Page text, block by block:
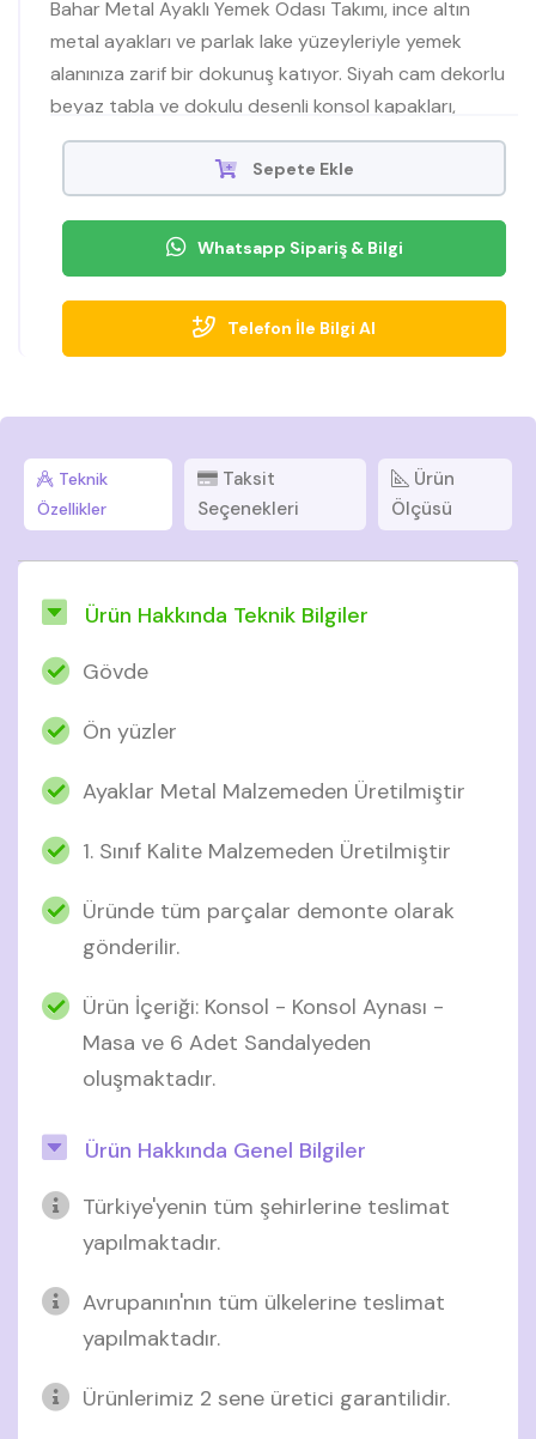
Bahar Metal Ayaklı Yemek Odası Takımı, ince altın
metal ayakları ve parlak lake yüzeyleriyle yemek
alanınıza zarif bir dokunuş katıyor. Siyah cam dekorlu
beyaz tabla ve dokulu desenli konsol kapakları,
modern çizgilerle birleşerek hem şıklığı hem de
fonksiyonelliği ön plana çıkarıyor. Geniş depolama
alanı, misafir ağırlarken ihtiyaç duyduğunuz her şeyi
düzenli tutmanıza yardımcı olur.
Sepete Ekle
Whatsapp Sipariş & Bilgi
Telefon İle Bilgi Al
Teknik
Özellikler
Taksit
Seçenekleri
Ürün
Ölçüsü
Ürün Hakkında Teknik Bilgiler
Gövde
Ön yüzler
Ayaklar Metal Malzemeden Üretilmiştir
1. Sınıf Kalite Malzemeden Üretilmiştir
Üründe tüm parçalar demonte olarak
gönderilir.
Ürün İçeriği: Konsol - Konsol Aynası -
Masa ve 6 Adet Sandalyeden
oluşmaktadır.
Ürün Hakkında Genel Bilgiler
Türkiye'yenin tüm şehirlerine teslimat
yapılmaktadır.
Avrupanın'nın tüm ülkelerine teslimat
yapılmaktadır.
Ürünlerimiz 2 sene üretici garantilidir.